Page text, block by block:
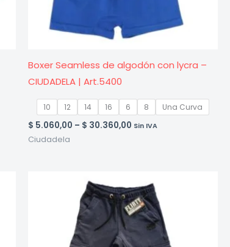
Boxer Seamless de algodón con lycra –
CIUDADELA | Art.5400
10 12 14 16 6 8 Una Curva
$ 5.060,00 – $ 30.360,00 Price
Sin IVA
Ciudadela